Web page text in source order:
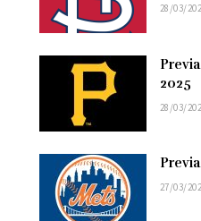
28/03/
2025
28/03/
27/03/